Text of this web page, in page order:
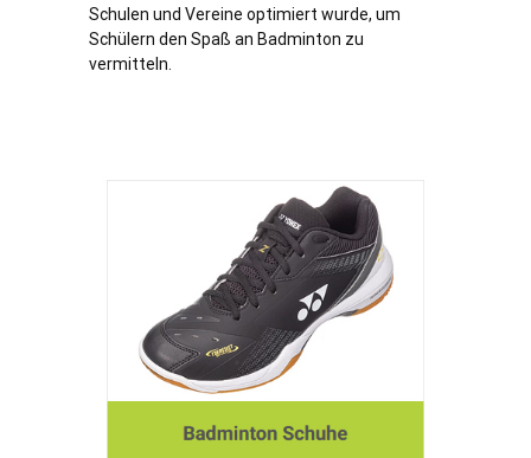
Schulen und Vereine optimiert wurde, um
Schülern den Spaß an Badminton zu
vermitteln.